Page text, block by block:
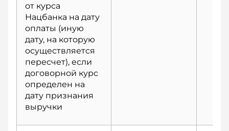
от курса
Нацбанка на дату
оплаты (иную
дату, на которую
осуществляется
пересчет), если
договорной курс
определен на
дату признания
выручки